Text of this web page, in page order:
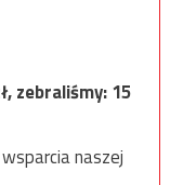
zebraliśmy:15
naszej